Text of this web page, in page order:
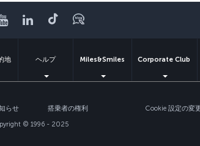
YouTubeLinkedIn
Tiktokブログ
地 ヘルプ Miles&Smiles Corporate Club
らせ 搭乗者の権利 Cookie 設定の変
© 1996 - 2025